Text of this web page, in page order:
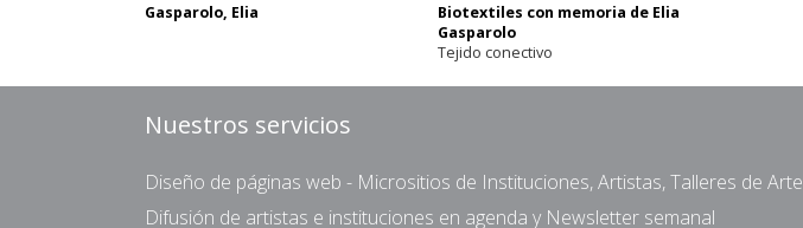
Gasparolo, Elia
Biotextiles con memoria de Elia
Gasparolo
Tejido conectivo
Nuestros servicios
Diseño de páginas web - Micrositios de Instituciones, Artistas, Talleres de Arte
Difusión de artistas e instituciones en agenda y Newsletter semanal